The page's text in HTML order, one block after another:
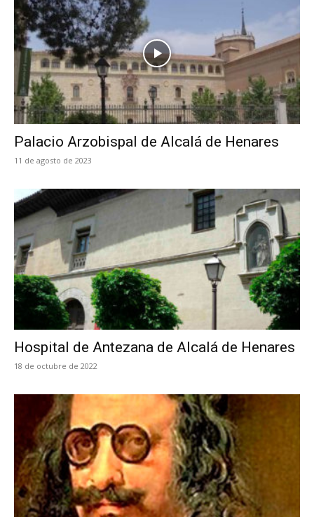
Palacio Arzobispal de Alcalá de Henares
11 de agosto de 2023
Hospital de Antezana de Alcalá de Henares
18 de octubre de 2022